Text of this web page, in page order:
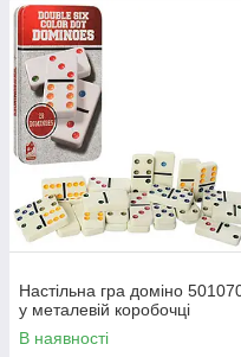
Настільна гра доміно
у металевій коробочці
В наявності